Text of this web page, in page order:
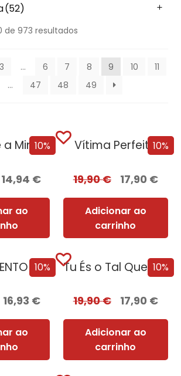
(52)
de 973 resultados
3 … 6 7 8 9 10
11
… 47 48 49
10%
Que Sorte a Minha Tua
14,94 €
ao
10%
Vítima Perfeita
19,90€ 17,90 €
Adicionar ao
carrinho
10%
O NASCIMENTO DA TERRA: Como o nosso...
16,93 €
ao
10%
Tu És o Tal Que Eu Não...
19,90€ 17,90 €
Adicionar ao
carrinho